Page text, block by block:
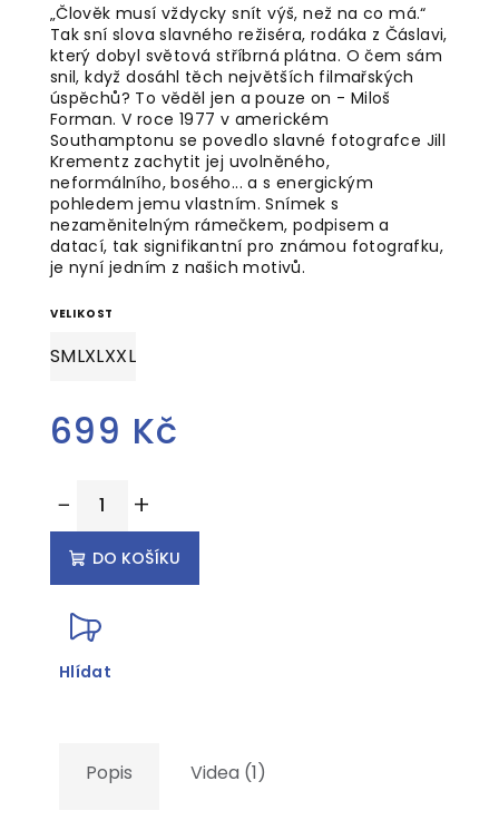
„Člověk musí vždycky snít výš, než na co má.“
Tak sní slova slavného režiséra, rodáka z Čáslavi,
který dobyl světová stříbrná plátna. O čem sám
snil, když dosáhl těch největších filmařských
úspěchů? To věděl jen a pouze on - Miloš
Forman. V roce 1977 v americkém
Southamptonu se povedlo slavné fotografce Jill
Krementz zachytit jej uvolněného,
neformálního, bosého... a s energickým
pohledem jemu vlastním. Snímek s
nezaměnitelným rámečkem, podpisem a
datací, tak signifikantní pro známou fotografku,
je nyní jedním z našich motivů.
VELIKOST
SMLXLXXL
699 Kč
cena:
+
−
DO KOŠÍKU
Hlídat
Popis Videa (1)